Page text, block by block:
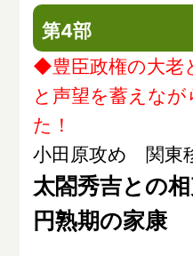
第4部
◆豊臣政権の大老
と声望を蓄えな
た！
小田原攻め 関東
太閤秀吉との
円熟期の家康